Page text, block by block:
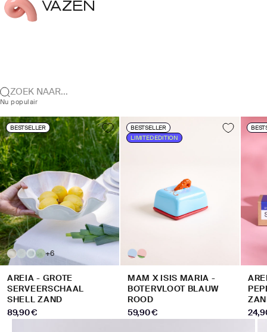
VAZEN
ZOEK NAAR...
Nu populair
BESTSELLER
+6
AREIA - GROTE
SERVEERSCHAAL
SHELL ZAND
AANBIEDINGSPRIJS
89,90 €
BESTSELLER
LIMITED EDITION
MAM X ISIS MARIA -
BOTERVLOOT BLAUW
ROOD
AANBIEDINGSPRIJS
59,90 €